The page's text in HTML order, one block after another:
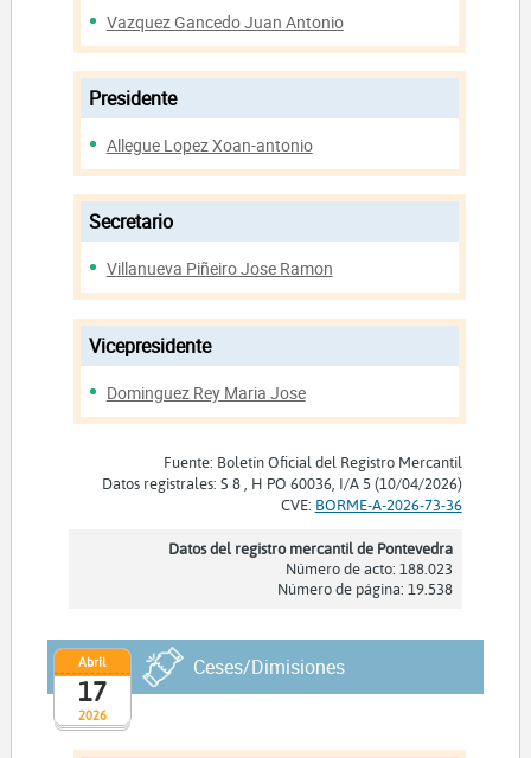
Vazquez Gancedo Juan Antonio
Presidente
Allegue Lopez Xoan-antonio
Secretario
Villanueva Piñeiro Jose Ramon
Vicepresidente
Dominguez Rey Maria Jose
Fuente: Boletín Oficial del Registro Mercantil
Datos registrales: S 8 , H PO 60036, I/A 5 (10/04/2026)
CVE: BORME-A-2026-73-36
Datos del registro mercantil de Pontevedra
Número de acto: 188.023
Número de página: 19.538
2026
Abril
17
Ceses/Dimisiones